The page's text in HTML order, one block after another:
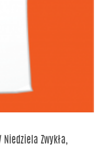
Niedziela Zwykła,